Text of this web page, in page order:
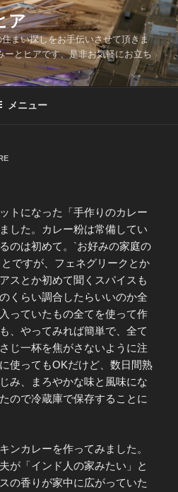
ア
まい探しをお手伝いさせて頂きま
ーとヒアです、是非お気軽にお立ち
メニュー
トになった「手作りのカレー
した。カレー粉は常備してい
のは初めて。`お好みの家庭の
ですが、フェネグリークとか
スとか初めて聞くスパイスも
くらい調合したらいいのか全
っていたもの全てを使って作
、やってみれば簡単で、全て
じ一杯を焦がさないように注
使ってもOKだけど、数日間熟
み、まろやかな味と風味にな
ので冷蔵庫で保存することに
ンカレーを作ってみました。
が「インド人の家みたい」と
の香りが家中に広がっていた